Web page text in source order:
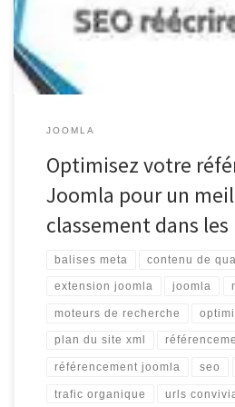
plateforme de gestion de contenu
JOOMLA
Optimisez votre
Joomla pour un
classement dans
balises meta contenu de
extension joomla joomla
moteurs de recherche
plan du site xml
référencement joomla seo
trafic organique urls